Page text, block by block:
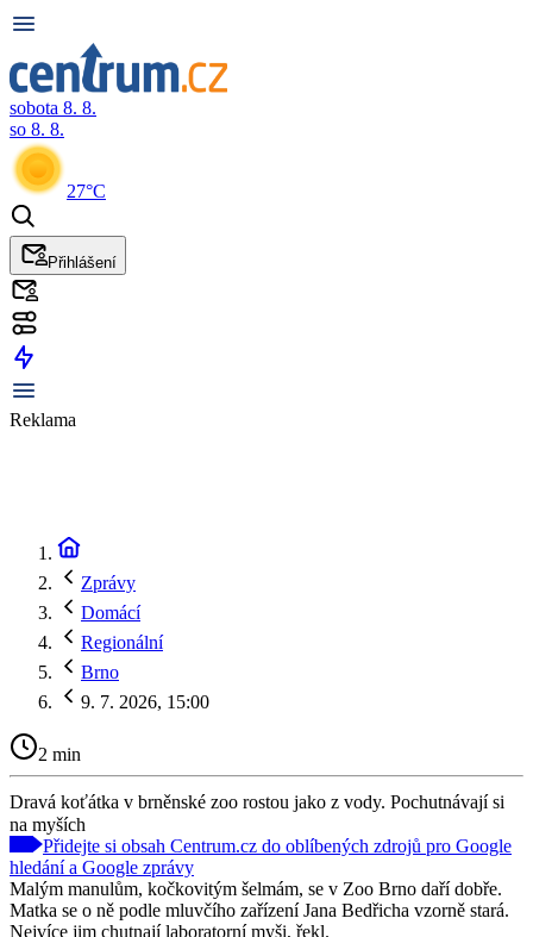
sobota 8. 8.
so 8. 8.
27°C
Přihlášení
Reklama
Zprávy
Domácí
Regionální
Brno
9. 7. 2026, 15:00
2 min
Dravá koťátka v brněnské zoo rostou jako z vody. Pochutnávají si
na myších
Přidejte si obsah Centrum.cz do oblíbených zdrojů pro Google
hledání a Google zprávy
Malým manulům, kočkovitým šelmám, se v Zoo Brno daří dobře.
Matka se o ně podle mluvčího zařízení Jana Bedřicha vzorně stará.
Nejvíce jim chutnají laboratorní myši, řekl.